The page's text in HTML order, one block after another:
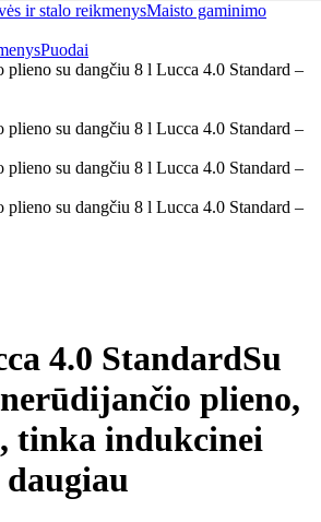
ir stalo reikmenysMaisto gaminimo
Puodai
4.0 StandardSu
plieno,
tinka indukcinei
daugiau